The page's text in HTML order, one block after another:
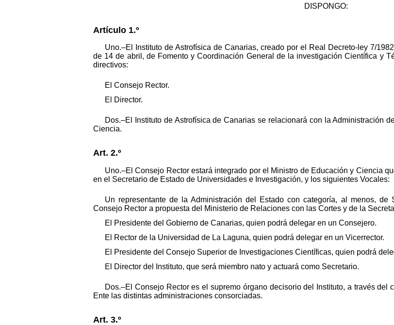
DISPONGO:
Artículo 1.º
Uno.–El Instituto de Astrofísica de Canarias, creado por el Real Decreto-ley 7/
de 14 de abril, de Fomento y Coordinación General de la investigación Científica y
directivos:
El Consejo Rector.
El Director.
Dos.–El Instituto de Astrofísica de Canarias se relacionará con la Administración
Ciencia.
Art. 2.º
Uno.–El Consejo Rector estará integrado por el Ministro de Educación y Ciencia
en el Secretario de Estado de Universidades e Investigación, y los siguientes Vocales:
Un representante de la Administración del Estado con categoría, al menos, de
Consejo Rector a propuesta del Ministerio de Relaciones con las Cortes y de la
El Presidente del Gobierno de Canarias, quien podrá delegar en un Consejero.
El Rector de la Universidad de La Laguna, quien podrá delegar en un Vicerrector.
El Presidente del Consejo Superior de Investigaciones Científicas, quien podrá
El Director del Instituto, que será miembro nato y actuará como Secretario.
Dos.–El Consejo Rector es el supremo órgano decisorio del Instituto, a través del
Ente las distintas administraciones consorciadas.
Art. 3.º